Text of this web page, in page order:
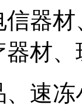
器
材
、速